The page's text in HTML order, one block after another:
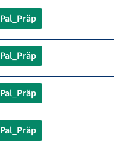
Pal_Präp
Pal_Präp
Pal_Präp
Pal_Präp